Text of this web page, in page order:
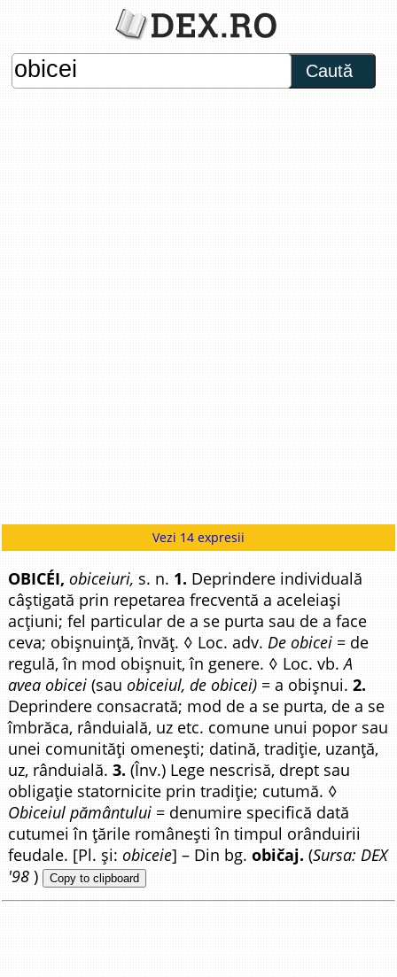
Caută
Vezi 14 expresii
OBICÉI, obiceiuri, s. n. 1. Deprindere individuală
câștigată prin repetarea frecventă a aceleiași
acțiuni; fel particular de a se purta sau de a face
ceva; obișnuință, învăț. ◊ Loc. adv.De obicei = de
regulă, în mod obișnuit, în genere. ◊ Loc. vb.A
avea obicei (sauobiceiul, de obicei) = a obișnui.2.
Deprindere consacrată; mod de a se purta, de a se
îmbrăca, rânduială, uz etc. comune unui popor sau
unei comunități omenești; datină, tradiție, uzanță,
uz, rânduială.3. (Înv.) Lege nescrisă, drept sau
obligație statornicite prin tradiție; cutumă. ◊
Obiceiul pământului = denumire specifică dată
cutumei în țările românești în timpul orânduirii
feudale. [Pl. și:obiceie] – Din bg.običaj. (Sursa: DEX
'98 ) Copy to clipboard